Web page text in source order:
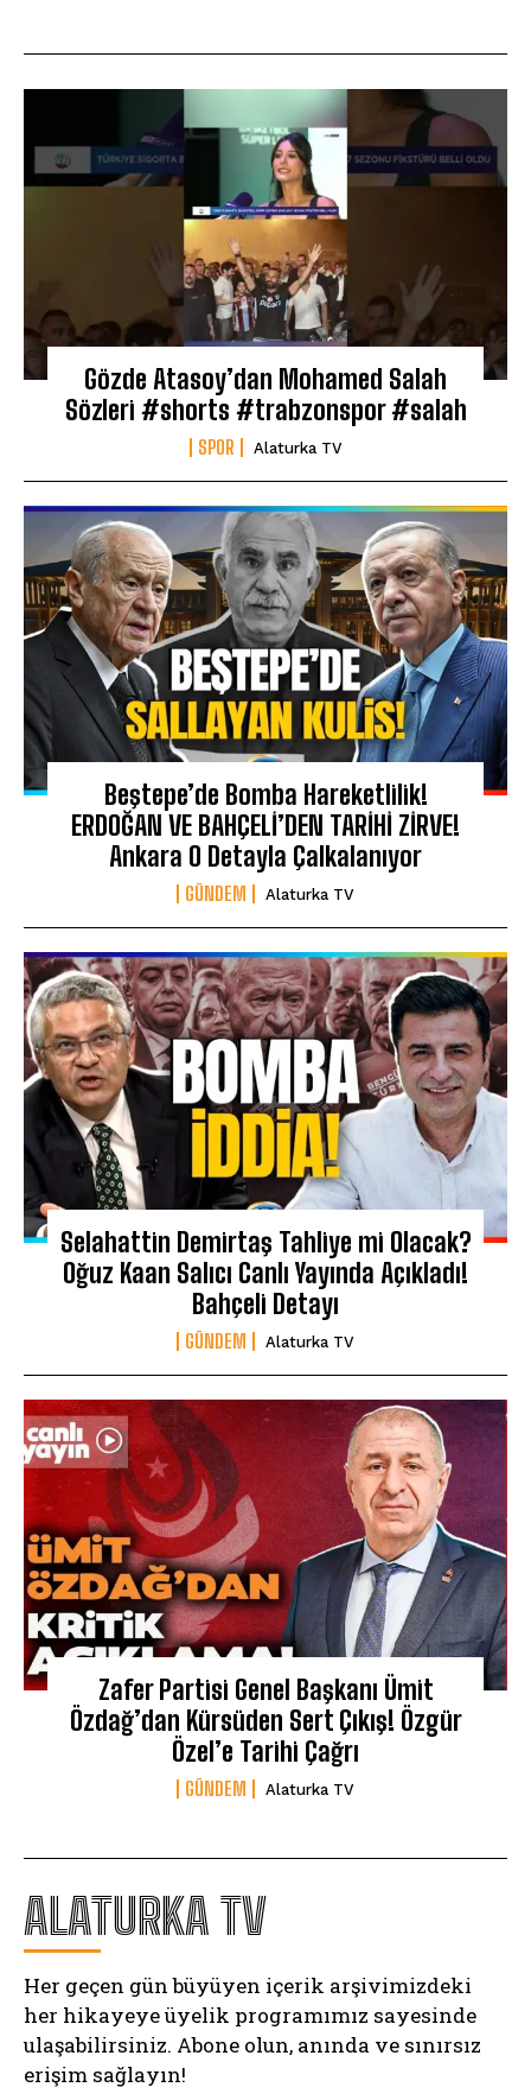
Gözde Atasoy’dan Mohamed Salah
Sözleri #shorts #trabzonspor #salah
SPOR Alaturka TV
Beştepe’de Bomba Hareketlilik!
ERDOĞAN VE BAHÇELİ’DEN TARİHİ ZİRVE!
Ankara O Detayla Çalkalanıyor
GÜNDEM Alaturka TV
Selahattin Demirtaş Tahliye mi Olacak?
Oğuz Kaan Salıcı Canlı Yayında Açıkladı!
Bahçeli Detayı
GÜNDEM Alaturka TV
Zafer Partisi Genel Başkanı Ümit
Özdağ’dan Kürsüden Sert Çıkış! Özgür
Özel’e Tarihi Çağrı
GÜNDEM Alaturka TV
ALATURKA TV
Her geçen gün büyüyen içerik arşivimizdeki
her hikayeye üyelik programımız sayesinde
ulaşabilirsiniz. Abone olun, anında ve sınırsız
erişim sağlayın!